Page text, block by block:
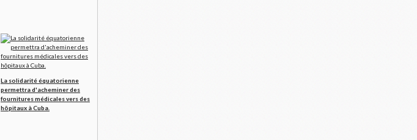
La solidarité équatorienne
permettra d'acheminer des
fournitures médicales vers des
hôpitaux à Cuba.